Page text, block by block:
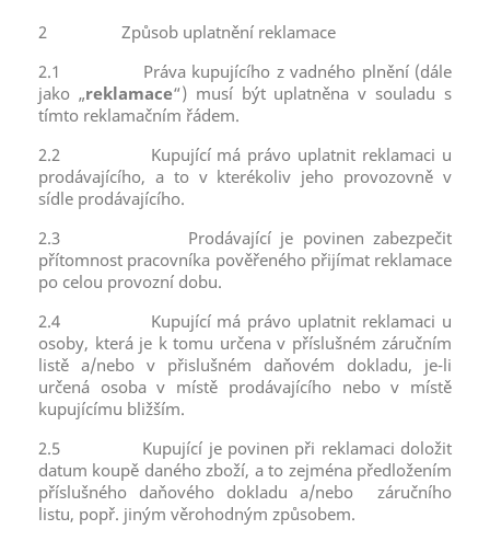
2 Způsob uplatnění reklamace
2.1 Práva kupujícího z vadného plnění (dále
jako „reklamace“) musí být uplatněna v souladu s
tímto reklamačním řádem.
2.2 Kupující má právo uplatnit reklamaci u
prodávajícího, a to v kterékoliv jeho provozovně v
sídle prodávajícího.
2.3 Prodávající je povinen zabezpečit
přítomnost pracovníka pověřeného přijímat reklamace
po celou provozní dobu.
2.4 Kupující má právo uplatnit reklamaci u
osoby, která je k tomu určena v příslušném záručním
listě a/nebo v přislušném daňovém dokladu, je-li
určená osoba v místě prodávajícího nebo v místě
kupujícímu bližším.
2.5 Kupující je povinen při reklamaci doložit
datum koupě daného zboží, a to zejména předložením
příslušného daňového dokladu a/nebo záručního
listu, popř. jiným věrohodným způsobem.